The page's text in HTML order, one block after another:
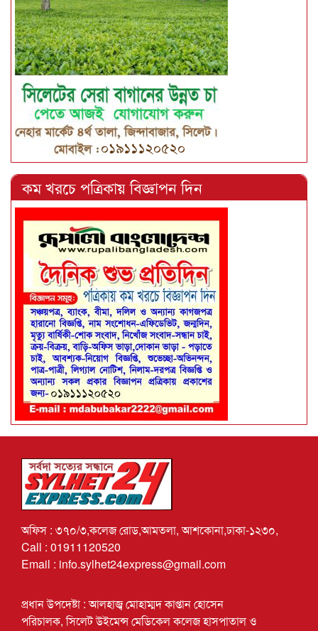
কম খরচে পত্রিকায় বিজ্ঞাপন দিন
অফিস : ৩৭০/৩,কলেজ রোড,আমতলা, আশকোনা,ঢাকা-১২৩০,
Call : 01911120520
Email : info.sylhet24express@gmail.com
প্রধান উপদেষ্টা : আলহাজ্ব মোহাম্মদ কাপ্তান হোসেন
পরিচালক, সিলেট উইমেন্স মেডিকেল কলেজ হাসপাতাল ও